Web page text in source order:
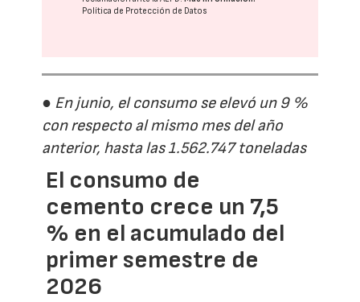
Política de Protección de Datos
● En junio, el consumo se elevó un 9 %
con respecto al mismo mes del año
anterior, hasta las 1.562.747 toneladas
El consumo de
cemento crece un 7,5
% en el acumulado del
primer semestre de
2026